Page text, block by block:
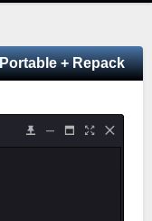
+ Repack